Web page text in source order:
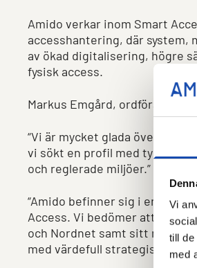
Vi
till
med
Amido verkar inom Smart
accesshantering, där system,
av ökad digitalisering, högre
fysisk access.
Markus Emgård, ordförande i
“Vi är mycket glada över att
vi sökt en profil med tydlig
och reglerade miljöer.”
“Amido befinner sig i en fas
Access. Vi bedömer att
och Nordnet samt sitt
med värdefull strategisk